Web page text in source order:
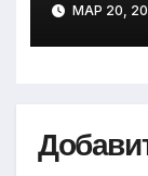
МАР 20,